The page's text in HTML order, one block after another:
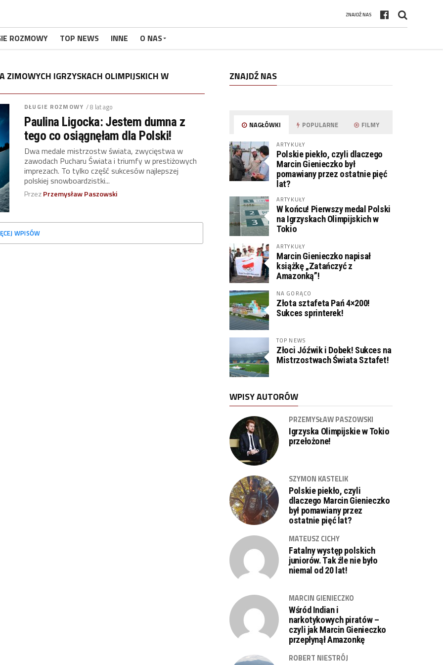
ZNAJDŹ NAS
ROZMOWY TOP NEWS INNE O NAS
ZIMOWYCH IGRZYSKACH OLIMPIJSKICH W
DŁUGIE ROZMOWY / 8 lat ago
Paulina Ligocka: Jestem dumna z
tego co osiągnęłam dla Polski!
Dwa medale mistrzostw świata, zwycięstwa w
zawodach Pucharu Świata i triumfy w prestiżowych
imprezach. To tylko część sukcesów najlepszej
polskiej snowboardzistki...
PrzezPrzemysław Paszowski
WPISÓW
ZNAJDŹ NAS
NAGŁÓWKI POPULARNE FILMY
ARTYKUŁY
Polskie piekło, czyli dlaczego
Marcin Gienieczko był
pomawiany przez ostatnie pięć
lat?
ARTYKUŁY
W końcu! Pierwszy medal Polski
na Igrzyskach Olimpijskich w
Tokio
ARTYKUŁY
Marcin Gienieczko napisał
książkę „Zatańczyć z
Amazonką”!
NA GORĄCO
Złota sztafeta Pań 4×200!
Sukces sprinterek!
TOP NEWS
Złoci Jóźwik i Dobek! Sukces na
Mistrzostwach Świata Sztafet!
WPISY AUTORÓW
PRZEMYSŁAW PASZOWSKI
Igrzyska Olimpijskie w Tokio
przełożone!
SZYMON KASTELIK
Polskie piekło, czyli
dlaczego Marcin Gienieczko
był pomawiany przez
ostatnie pięć lat?
MATEUSZ CICHY
Fatalny występ polskich
juniorów. Tak źle nie było
niemal od 20 lat!
MARCIN GIENIECZKO
Wśród Indian i
narkotykowych piratów –
czyli jak Marcin Gienieczko
przepłynął Amazonkę
ROBERT NIESTRÓJ